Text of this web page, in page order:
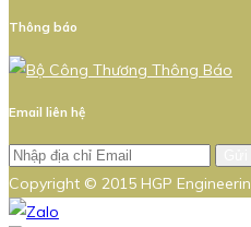
Thông báo
Email liên hệ
Copyright © 2015 HGP